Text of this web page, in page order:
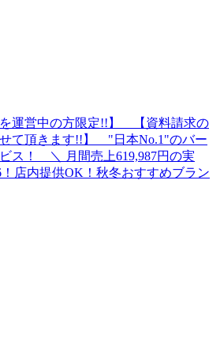
を運営中の方限定!!】 【資料請求の
て頂きます!!】 "日本No.1"のバー
ス！ ＼ 月間売上619,987円の実
！店内提供OK！秋冬おすすめブラン